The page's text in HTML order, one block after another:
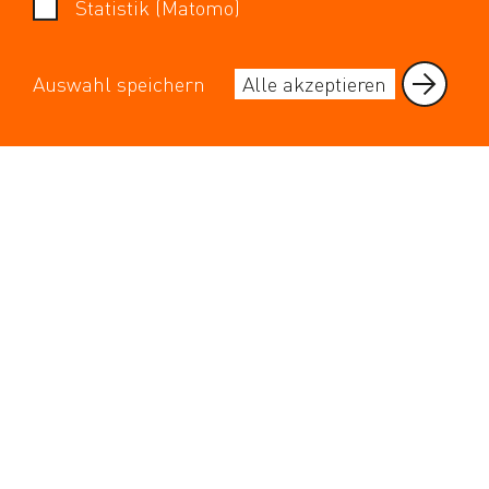
Statistik (Matomo)
Alle akzeptieren
Auswahl speichern
Medienkontakt
Stadtreinigung Leipzig